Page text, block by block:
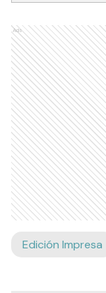
Ads
Edición Impresa